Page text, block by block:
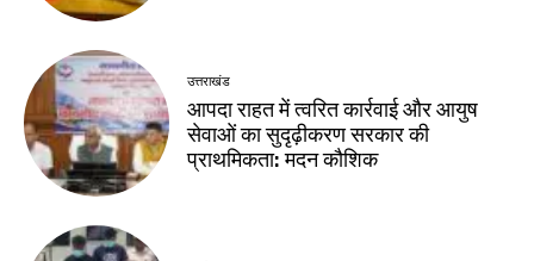
उत्तराखंड
आपदा राहत में त्वरित कार्रवाई और आयुष
सेवाओं का सुदृढ़ीकरण सरकार की
प्राथमिकता: मदन कौशिक